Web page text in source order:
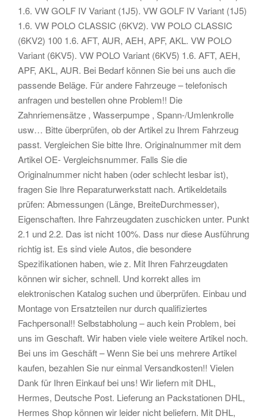
1.6. VW GOLF IV Variant (1J5). VW GOLF IV Variant (1J5)
1.6. VW POLO CLASSIC (6KV2). VW POLO CLASSIC
(6KV2) 100 1.6. AFT, AUR, AEH, APF, AKL. VW POLO
Variant (6KV5). VW POLO Variant (6KV5) 1.6. AFT, AEH,
APF, AKL, AUR. Bei Bedarf können Sie bei uns auch die
passende Beläge. Für andere Fahrzeuge – telefonisch
anfragen und bestellen ohne Problem!! Die
Zahnriemensätze , Wasserpumpe , Spann-/Umlenkrolle
usw… Bitte überprüfen, ob der Artikel zu Ihrem Fahrzeug
passt. Vergleichen Sie bitte Ihre. Originalnummer mit dem
Artikel OE- Vergleichsnummer. Falls Sie die
Originalnummer nicht haben (oder schlecht lesbar ist),
fragen Sie Ihre Reparaturwerkstatt nach. Artikeldetails
prüfen: Abmessungen (Länge, BreiteDurchmesser),
Eigenschaften. Ihre Fahrzeugdaten zuschicken unter. Punkt
2.1 und 2.2. Das ist nicht 100%. Dass nur diese Ausführung
richtig ist. Es sind viele Autos, die besondere
Spezifikationen haben, wie z. Mit Ihren Fahrzeugdaten
können wir sicher, schnell. Und korrekt alles im
elektronischen Katalog suchen und überprüfen. Einbau und
Montage von Ersatzteilen nur durch qualifiziertes
Fachpersonal!! Selbstabholung – auch kein Problem, bei
uns im Geschaft. Wir haben viele viele weitere Artikel noch.
Bei uns im Geschäft – Wenn Sie bei uns mehrere Artikel
kaufen, bezahlen Sie nur einmal Versandkosten!! Vielen
Dank für Ihren Einkauf bei uns! Wir liefern mit DHL,
Hermes, Deutsche Post. Lieferung an Packstationen DHL,
Hermes Shop können wir leider nicht beliefern. Mit DHL,